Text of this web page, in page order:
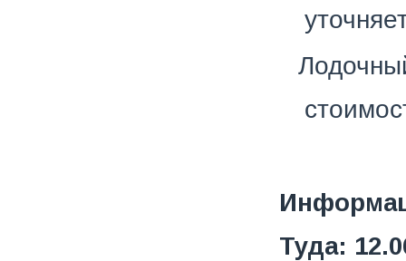
Туда: